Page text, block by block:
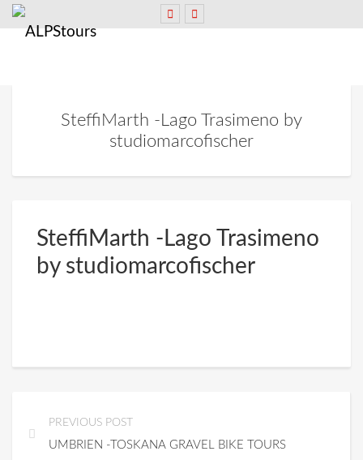
SteffiMarth -Lago Trasimeno by
studiomarcofischer
SteffiMarth -Lago Trasimeno
by studiomarcofischer
PREVIOUS POST
UMBRIEN -TOSKANA GRAVEL BIKE TOURS